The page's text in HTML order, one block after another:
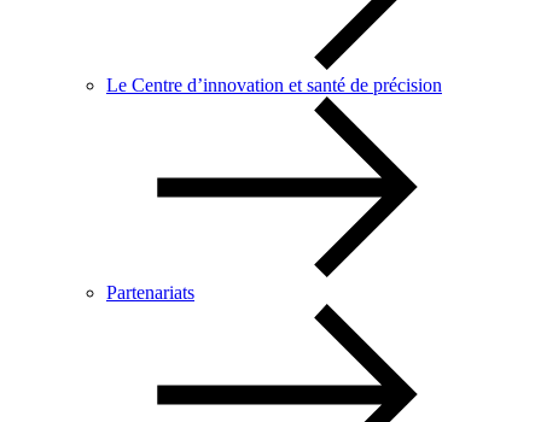
Le Centre d’innovation et santé de précision
Partenariats